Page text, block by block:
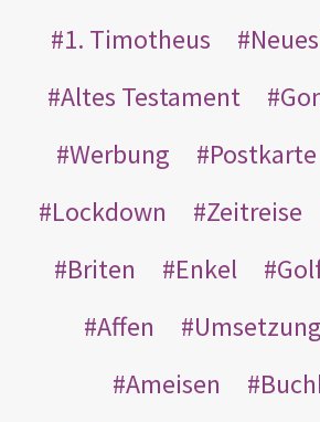
1. Timotheus
Altes Testament
Werbung
Postkarte
Lockdown
Zeitreise
Briten
Enkel
Affen
Umsetzung
Ameisen